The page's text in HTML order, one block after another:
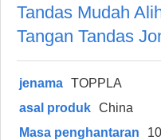
Tandas Mudah
Tangan Tandas
jenama TOPPLA
asal produk China
Masa penghantaran